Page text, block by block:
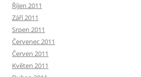
Říjen 2011
Září 2011
Srpen 2011
Červenec 2011
Červen 2011
Květen 2011